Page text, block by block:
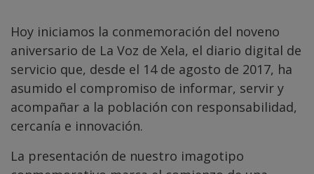
Hoy iniciamos la conmemoración del noveno
aniversario de La Voz de Xela, el diario digital de
servicio que, desde el 14 de agosto de 2017, ha
asumido el compromiso de informar, servir y
acompañar a la población con responsabilidad,
cercanía e innovación.
La presentación de nuestro imagotipo